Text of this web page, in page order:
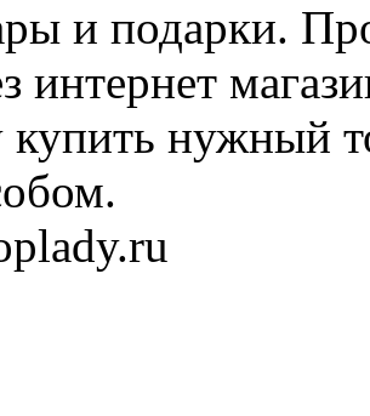
и подарки.
интернет
купить нужный